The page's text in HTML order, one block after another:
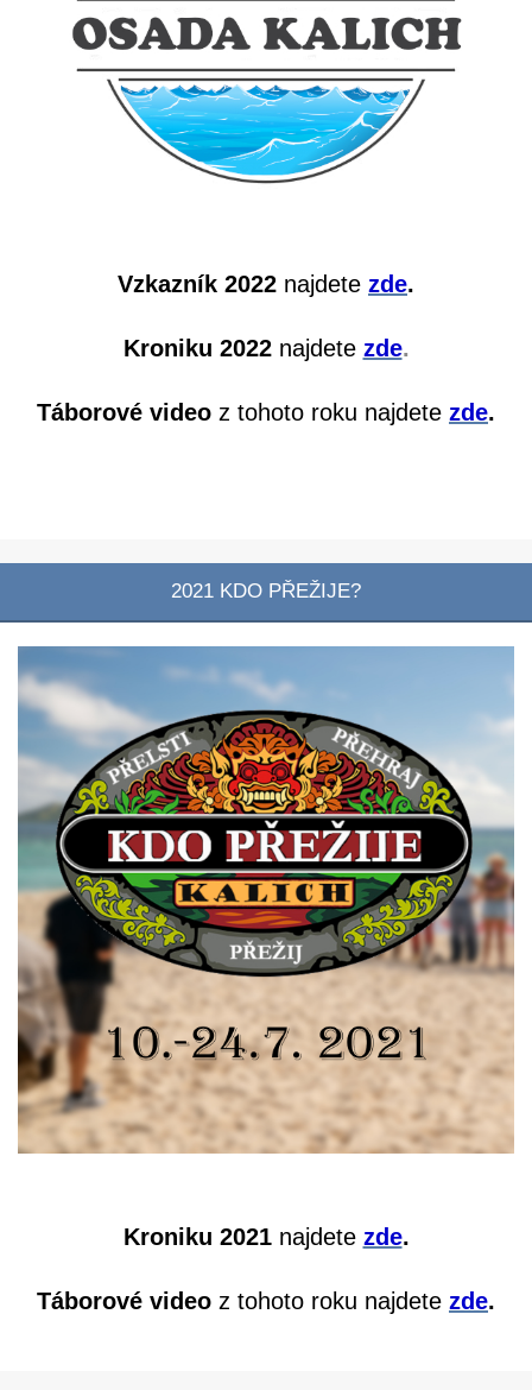
Vzkazník 2022 najdete zde.
Kroniku 2022najdete zde.
Táborové video z tohoto roku najdete zde.
2021 KDO PŘEŽIJE?
Kroniku 2021najdete zde.
Táborové video z tohoto roku najdete zde.